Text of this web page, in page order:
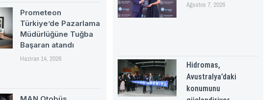
Prometeon
Türkiye’de Pazarlama
Müdürlüğüne Tuğba
Başaran atandı
Haziran 14, 2026
Ağustos 7, 2026
Hidromas,
Avustralya’daki
konumunu